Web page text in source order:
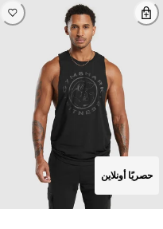
حصريًا أونلاين